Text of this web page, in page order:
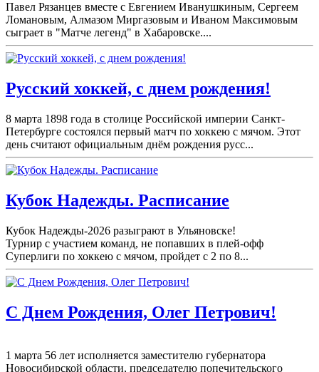
Павел Рязанцев вместе с Евгением Иванушкиным, Сергеем
Ломановым, Алмазом Миргазовым и Иваном Максимовым
сыграет в "Матче легенд" в Хабаровске....
Русский хоккей, с днем рождения!
8 марта 1898 года в столице Российской империи Санкт-
Петербурге состоялся первый матч по хоккею с мячом. Этот
день считают официальным днём рождения русс...
Кубок Надежды. Расписание
Кубок Надежды-2026 разыграют в Ульяновске!
Турнир с участием команд, не попавших в плей-офф
Суперлиги по хоккею с мячом, пройдет с 2 по 8...
С Днем Рождения, Олег Петрович!
1 марта 56 лет исполняется заместителю губернатора
Новосибирской области, председателю попечительского